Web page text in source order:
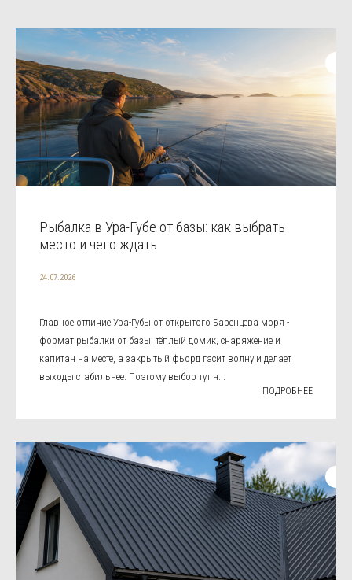
Рыбалка в Ура-Губе от базы: как выбрать
место и чего ждать
24.07.2026
Главное отличие Ура-Губы от открытого Баренцева моря -
формат рыбалки от базы: тёплый домик, снаряжение и
капитан на месте, а закрытый фьорд гасит волну и делает
выходы стабильнее. Поэтому выбор тут н...
ПОДРОБНЕЕ